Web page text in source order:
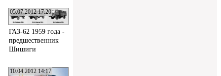
05.07.2012 17:20
ГАЗ-62 1959 года -
предшественник
Шишиги
10.04.2012 14:17